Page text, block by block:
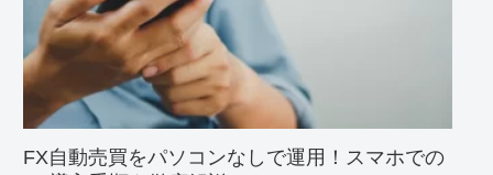
FX自動売買をパソコンなしで運用！スマホでの